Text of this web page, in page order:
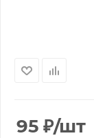
95 ₽/шт